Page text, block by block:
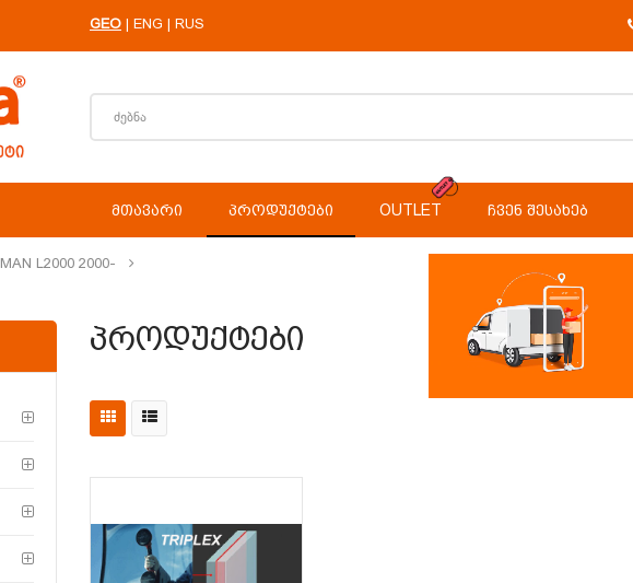
GEO | ENG | RUS
ᲛᲗᲐᲕᲐᲠᲘ ᲞᲠᲝᲓᲣᲥᲢᲔᲑᲘ OUTLET ᲩᲕᲔᲜ ᲨᲔᲡᲐᲮᲔᲑ
MAN L2000 2000-
Პროდუქტები